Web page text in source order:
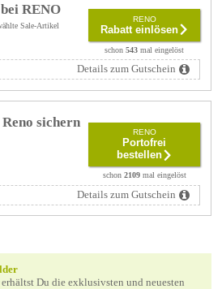
RENO
Sale-Artikel
RENO
Rabatt einlösen
schon543 mal eingelöst
Details zum Gutschein
sichern
RENO
Portofrei
bestellen
schon 2109mal eingelöst
Details zum Gutschein
Du die exklusivsten und neuesten